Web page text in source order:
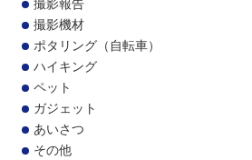
撮影機材
ポタリング（自転車）
ハイキング
ペット
ガジェット
あいさつ
その他